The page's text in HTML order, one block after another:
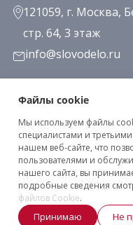
121059, г. Москва,
стр. 64, 3 этаж
info@slovodelo.ru
Заказать
Подписаться на
Клиентское
Политика
2026 © «Словодело».
Файлы cookie
Мы используем файлы
специалистами и
нашем веб-сайте, что
пользователями и
нашего сайта, вы
подробные сведения
файлов Cookie.
Принимаю Не